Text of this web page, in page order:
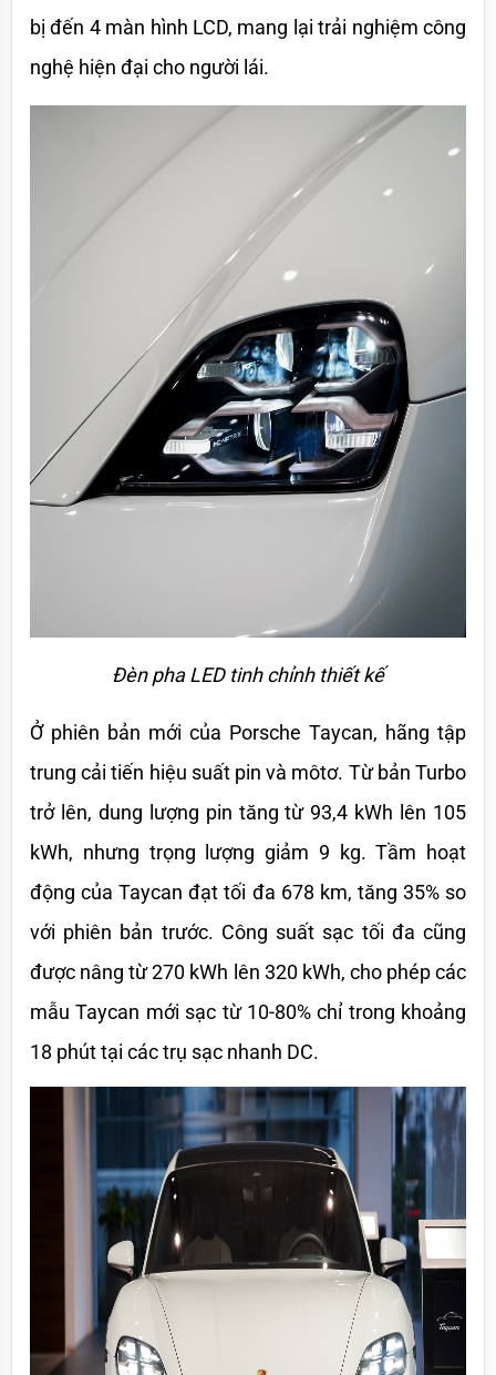
bị đến 4 màn hình LCD, mang lại trải nghiệm công
nghệ hiện đại cho người lái.
Đèn pha LED tinh chỉnh thiết kế
Ở phiên bản mới của Porsche Taycan, hãng tập
trung cải tiến hiệu suất pin và môtơ. Từ bản Turbo
trở lên, dung lượng pin tăng từ 93,4 kWh lên 105
kWh, nhưng trọng lượng giảm 9 kg. Tầm hoạt
động của Taycan đạt tối đa 678 km, tăng 35% so
với phiên bản trước. Công suất sạc tối đa cũng
được nâng từ 270 kWh lên 320 kWh, cho phép các
mẫu Taycan mới sạc từ 10-80% chỉ trong khoảng
18 phút tại các trụ sạc nhanh DC.